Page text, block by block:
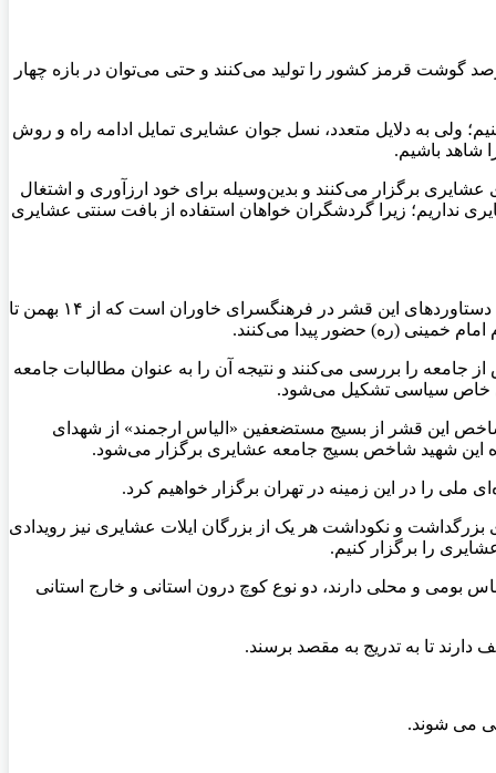
افزود: اکنون یک و چهار دهم درصد جمعیت کشور در ۵۹ درصد مناطق جغرافیایی کشور حضور دارند؛ اما با وجود این، ۲۵ درصد گوشت قرمز کشور را تولید می‌کنند و حتی می‌توان در بازه چهار
می‌کنیم؛ ولی به دلایل متعدد، نسل جوان عشایری تمایل ادامه راه و روش
شاهد باشیم.
برگزار می‌کنند و بدین‌وسیله برای خود ارزآوری و اشتغال
نداریم؛ زیرا گردشگران خواهان استفاده از بافت سنتی عشایری
صالحی ساداتی، در ادامه درباره برنامه‌های بسیج عشایری کشور در دهه فجر، بیان داشت: یکی از برنامه‌های این سازمان برگزاری نمایشگاه دستاورد‌های این قشر در فرهنگسرای خاوران است که از ۱۴ بهمن تا
را داریم که در قالب ۱۴ کارگروه مسائل مربوط به این بخش از جامعه را بررسی می‌کنند و نتیجه آن را به عنوان مطالبات جامعه
خاص سیاسی تشکیل می‌شود.
انقلاب اسلامی کرده که امسال شهید شاخص این قشر از بسیج مستضعفین «الیاس ارجمند» از شهدای
را در این زمینه در تهران برگزار خواهیم کرد.
بزرگداشت و نکوداشت هر یک از بزرگان ایلات عشایری نیز رویدادی
را بر‌گزار کنیم.
که حافظ فرهنگ کشور هستند. عشایر لباس بومی و محلی دارند، دو نوع کوچ درون استانی و خارج استانی
تا به تدریج به مقصد برسند.
می شوند.